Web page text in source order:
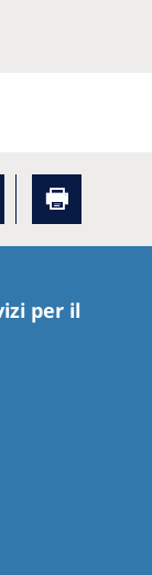
per il